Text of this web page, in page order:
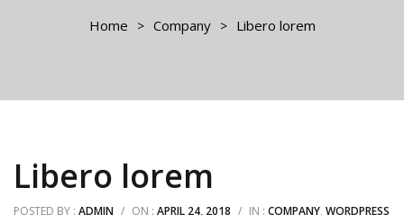
Home Company Libero lorem
Libero lorem
POSTED BY : ADMIN / ON : APRIL 24, 2018 / IN : COMPANY, WORDPRESS